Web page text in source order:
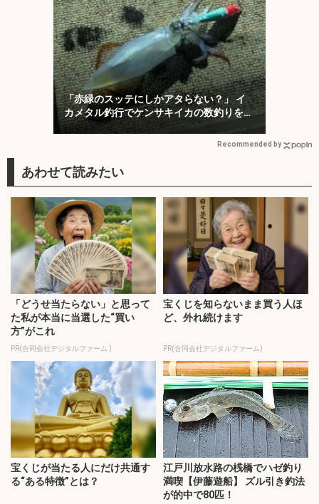
「赤緑のスッテにしかアタらない？」 イ
カメタル釣行でケンサキイカの数釣りを堪
能【京都】
Recommended by
「どうせ当たらない」と思って
た私が本当に当選した“買い
方”がこれ
PR(合同会社デジタルファーム )
宝くじを知らないまま買う人ほ
ど、外れ続けます
PR(合同会社デジタルファーム)
宝くじが当たる人にだけ共通す
る“ある特徴”とは？
江戸川放水路の桟橋でハゼ釣り
満喫【伊藤遊船】 ズル引き釣法
が的中で80匹！